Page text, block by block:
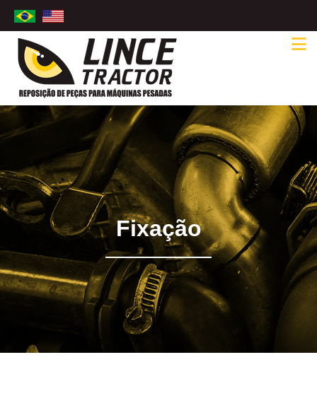
Fixação